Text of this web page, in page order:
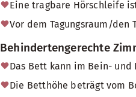
Eine tragbare Hörschleife
Vor dem Tagungsraum/den
Behindertengerechte
Das Bett kann im Bein-
Die Betthöhe beträgt vom